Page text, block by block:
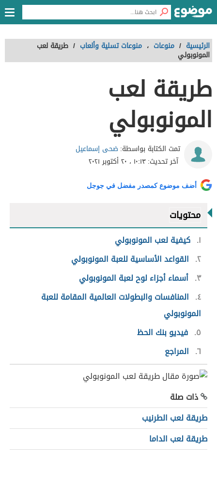
الرئيسية / منوعات ، منوعات تسلية وألعاب / طريقة لعب
المونوبولي
طريقة لعب
المونوبولي
تمت الكتابة بواسطة: ضحى إسماعيل
آخر تحديث:١٠:١٣ ، ٢٠ أكتوبر ٢٠٢١
أضف موضوع كمصدر مفضل في جوجل
محتويات
١ كيفية لعب المونوبولي
٢ القواعد الأساسية للعبة المونوبولي
٣ أسماء أجزاء لوح لعبة المونوبولي
٤
المنافسات والبطولات العالمية المقامة للعبة
المونوبولي
٥ فيديو بنك الحظ
٦ المراجع
ذات صلة
طريقة لعب الطرنيب
طريقة لعب الداما